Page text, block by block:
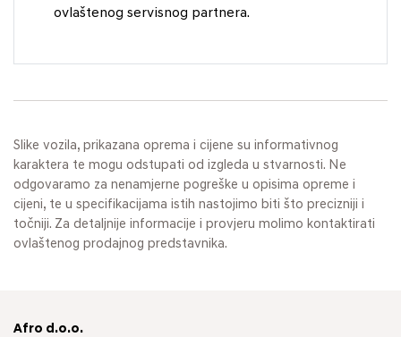
ovlaštenog servisnog partnera.
Slike vozila, prikazana oprema i cijene su informativnog
karaktera te mogu odstupati od izgleda u stvarnosti. Ne
odgovaramo za nenamjerne pogreške u opisima opreme i
cijeni, te u specifikacijama istih nastojimo biti što precizniji i
točniji. Za detaljnije informacije i provjeru molimo kontaktirati
ovlaštenog prodajnog predstavnika.
Afro d.o.o.